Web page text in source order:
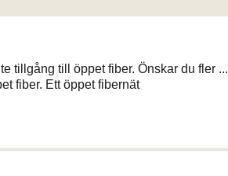
tillgång till öppet fiber. Önskar du fler ...
fiber. Ett öppet fibernät